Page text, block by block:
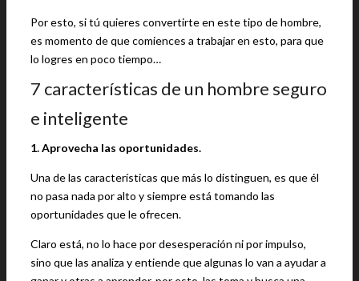
Por esto, si tú quieres convertirte en este tipo de hombre,
es momento de que comiences a trabajar en esto, para que
lo logres en poco tiempo…
7 características de un hombre seguro
e inteligente
1. Aprovecha las oportunidades.
Una de las características que más lo distinguen, es que él
no pasa nada por alto y siempre está tomando las
oportunidades que le ofrecen.
Claro está, no lo hace por desesperación ni por impulso,
sino que las analiza y entiende que algunas lo van a ayudar a